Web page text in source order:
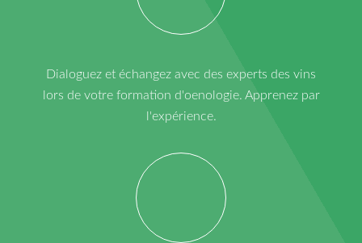
Dialoguez et échangez avec des experts des vins
lors de votre formation d'oenologie. Apprenez par
l'expérience.